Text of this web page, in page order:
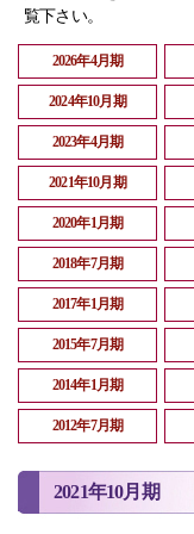
覧下さい。
2026年4月期
2024年10月期
2023年4月期
2021年10月期
2020年1月期
2018年7月期
2017年1月期
2015年7月期
2014年1月期
2012年7月期
2021年10月期